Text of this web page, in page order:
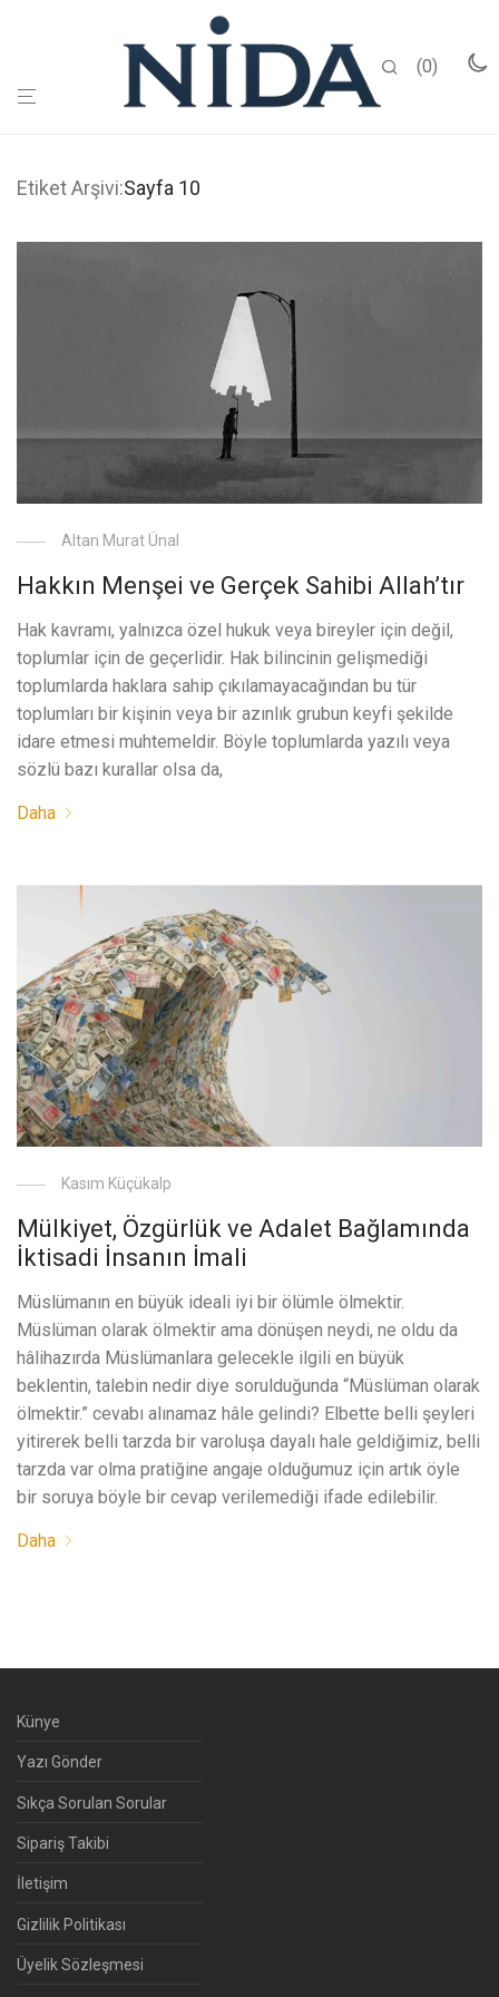
0
Etiket Arşivi:Sayfa 10
Altan Murat Ünal
Hakkın Menşei ve Gerçek Sahibi Allah’tır
Hak kavramı, yalnızca özel hukuk veya bireyler için değil,
toplumlar için de geçerlidir. Hak bilincinin gelişmediği
toplumlarda haklara sahip çıkılamayacağından bu tür
toplumları bir kişinin veya bir azınlık grubun keyfi şekilde
idare etmesi muhtemeldir. Böyle toplumlarda yazılı veya
sözlü bazı kurallar olsa da,
Daha
Kasım Küçükalp
Mülkiyet, Özgürlük ve Adalet Bağlamında
İktisadi İnsanın İmali
Müslümanın en büyük ideali iyi bir ölümle ölmektir.
Müslüman olarak ölmektir ama dönüşen neydi, ne oldu da
hâlihazırda Müslümanlara gelecekle ilgili en büyük
beklentin, talebin nedir diye sorulduğunda “Müslüman olarak
ölmektir.” cevabı alınamaz hâle gelindi? Elbette belli şeyleri
yitirerek belli tarzda bir varoluşa dayalı hale geldiğimiz, belli
tarzda var olma pratiğine angaje olduğumuz için artık öyle
bir soruya böyle bir cevap verilemediği ifade edilebilir.
Daha
Künye
Yazı Gönder
Sıkça Sorulan Sorular
Sipariş Takibi
İletişim
Gizlilik Politikası
Üyelik Sözleşmesi